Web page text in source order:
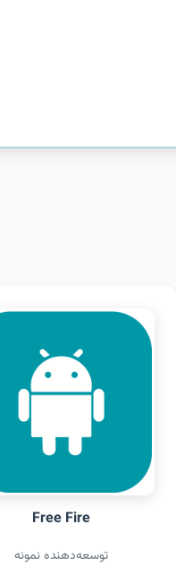
Free Fire
توسعه‌دهنده نمونه